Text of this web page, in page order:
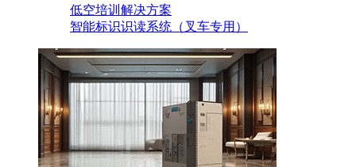
低空培训解决方案
智能标识识读系统（叉车专用）